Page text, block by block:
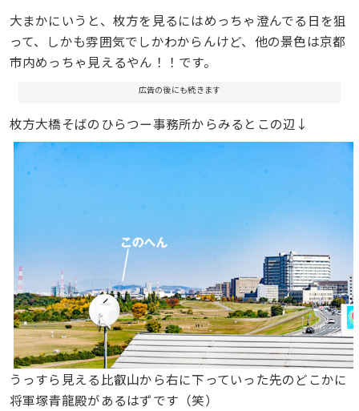
大まかにいうと、枚方を見るにはめっちゃ澄んでる日を狙
って、しかも雰囲気でしかわからんけど、他の景色は京都
市内めっちゃ見えるやん！！です。
広告の後にも続きます
枚方大橋そばのひらつー事務所からみるとこの辺↓
うっすら見える比叡山から右に下っていった先のどこかに
将軍塚青龍殿があるはずです（笑）